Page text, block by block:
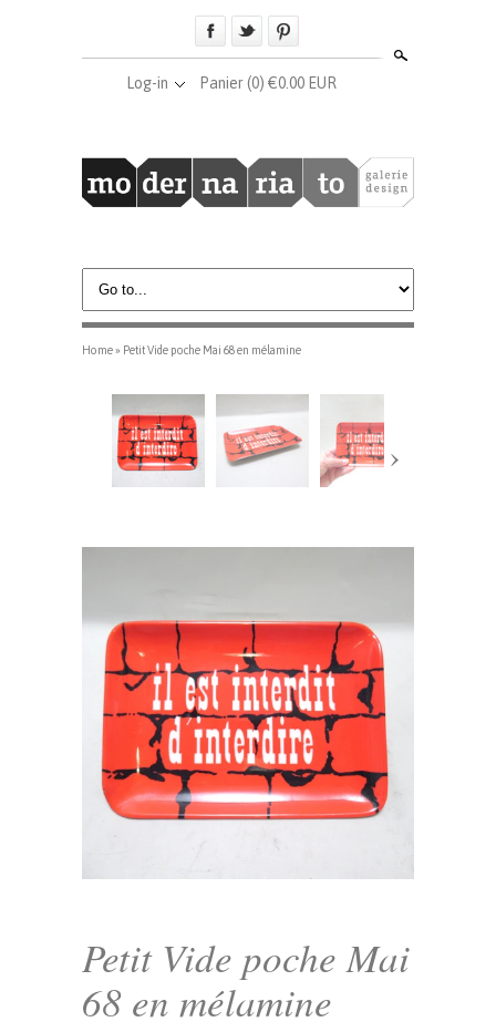
Log-in Panier(0) €0.00 EUR
Home» Petit Vide poche Mai 68 en mélamine
›
Petit Vide poche Mai
68 en mélamine